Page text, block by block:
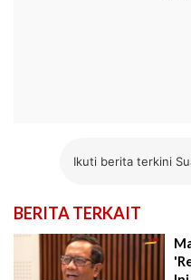
Ikuti berita terkini
BERITA TERKAIT